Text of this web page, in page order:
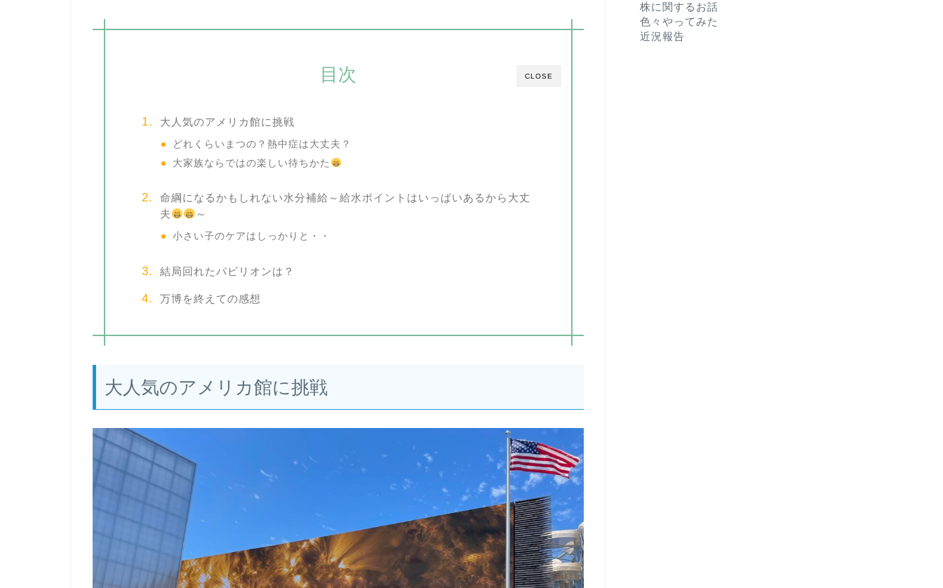
CLOSE
目次
大人気のアメリカ館に挑戦
どれくらいまつの？熱中症は大丈夫？
大家族ならではの楽しい待ちかた
命綱になるかもしれない水分補給～給水ポイントはいっぱいあるから大丈
夫
～
小さい子のケアはしっかりと・・
結局回れたパビリオンは？
万博を終えての感想
大人気のアメリカ館に挑戦
株に関するお話
色々やってみた
近況報告